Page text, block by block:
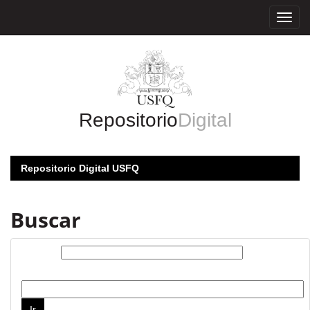
RepositorioDigital
Repositorio Digital USFQ
Buscar